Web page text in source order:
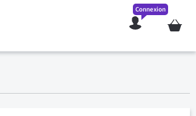
Mon
Connexion